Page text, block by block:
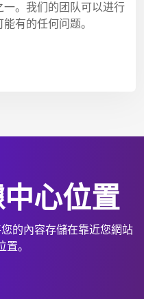
。我们的团队可以进行
有的任何问题。
心位置
的內容存儲在靠近您網站
。